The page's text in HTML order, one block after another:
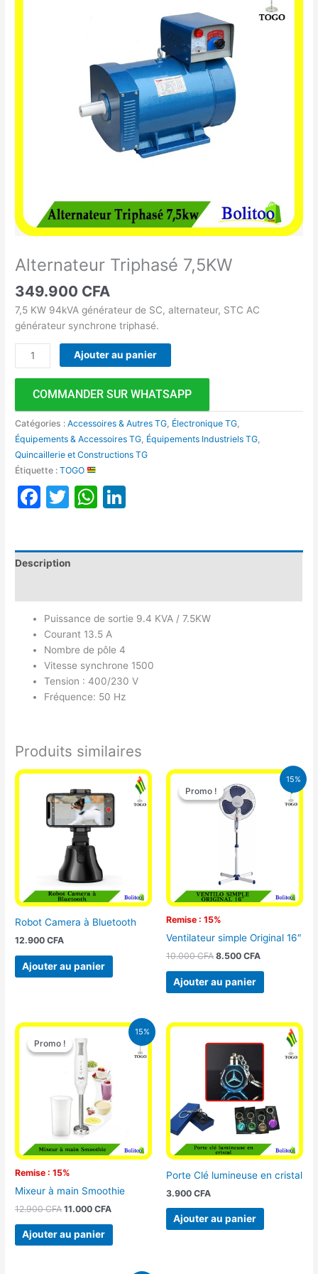
Alternateur Triphasé 7,5KW
349.900 CFA
7,5 KW 94kVA générateur de SC, alternateur, STC AC
générateur synchrone triphasé.
Ajouter au panier
COMMANDER SUR WHATSAPP
Catégories :Accessoires & Autres TG Électronique TG
Équipements & Accessoires TG Équipements Industriels TG
Quincaillerie et Constructions TG
Étiquette :TOGO
Facebook
TwitterWhatsApp
Description
Puissance de sortie 9.4 KVA / 7.5KW
Courant 13.5 A
Nombre de pôle 4
Vitesse synchrone 1500
Tension : 400/230 V
Fréquence: 50 Hz
Produits similaires
Robot Camera à Bluetooth
12.900CFA
Ajouter au panier
15%
Promo !
Remise : 15%
Promo !
Ventilateur simple Original 16″
10.000CFA
Le
prix
initial
était :
10.000 CFA.
8.500 CFA
Le
Ajouter au panier
15%
Promo !
Remise : 15%
Promo !
Mixeur à main Smoothie
12.900CFA
Le
prix
initial
était :
12.900 CFA.
11.000CFA
Le
Ajouter au panier
Porte Clé lumineuse en cristal
3.900 CFA
Ajouter au panier